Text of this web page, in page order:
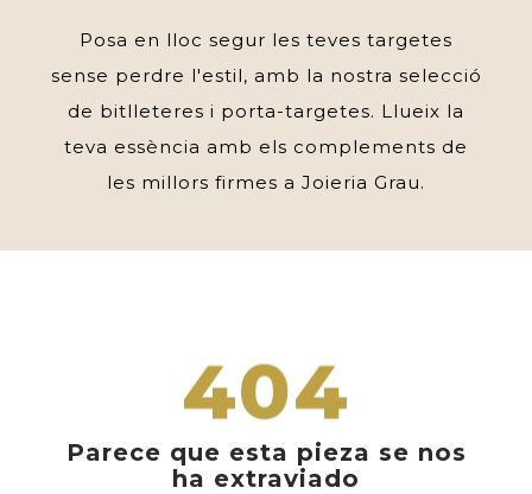
Posa en lloc segur les teves targetes
sense perdre l'estil, amb la nostra selecció
de bitlleteres i porta-targetes. Llueix la
teva essència amb els complements de
les millors firmes a Joieria Grau.
404
Parece que esta pieza se nos
ha extraviado